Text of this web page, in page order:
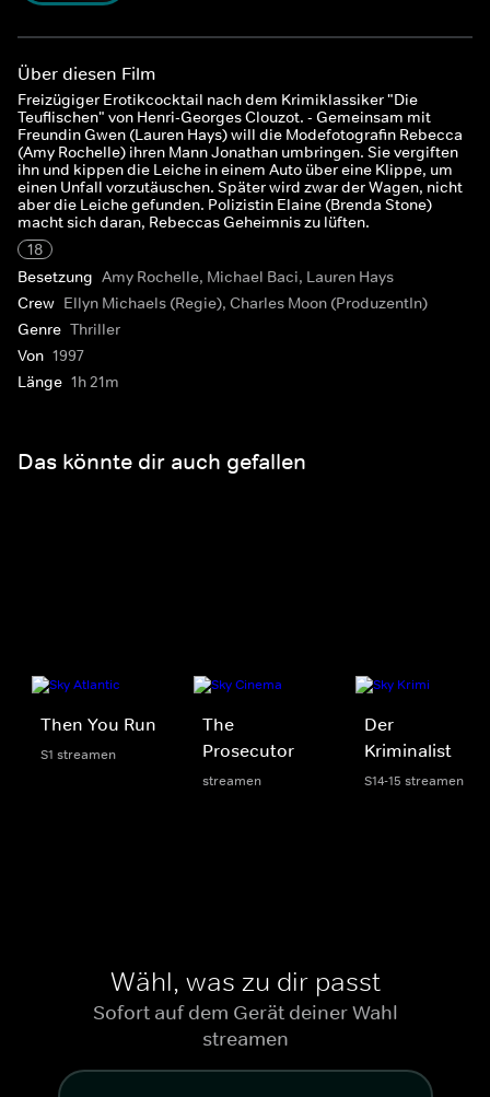
Über diesen Film
Freizügiger Erotikcocktail nach dem Krimiklassiker "Die
Teuflischen" von Henri-Georges Clouzot. - Gemeinsam mit
Freundin Gwen (Lauren Hays) will die Modefotografin Rebecca
(Amy Rochelle) ihren Mann Jonathan umbringen. Sie vergiften
ihn und kippen die Leiche in einem Auto über eine Klippe, um
einen Unfall vorzutäuschen. Später wird zwar der Wagen, nicht
aber die Leiche gefunden. Polizistin Elaine (Brenda Stone)
macht sich daran, Rebeccas Geheimnis zu lüften.
18
Besetzung Amy Rochelle, Michael Baci, Lauren Hays
Crew Ellyn Michaels (Regie), Charles Moon (ProduzentIn)
Genre Thriller
Von 1997
Länge 1h 21m
Das könnte dir auch gefallen
Then You Run
S1 streamen
The
Prosecutor
streamen
Der
Kriminalist
S14-15 streamen
Wähl, was zu dir passt
Sofort auf dem Gerät deiner Wahl
streamen